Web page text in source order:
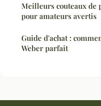
Meilleurs couteaux de
pour amateurs avertis
Guide d'achat :
Weber parfait